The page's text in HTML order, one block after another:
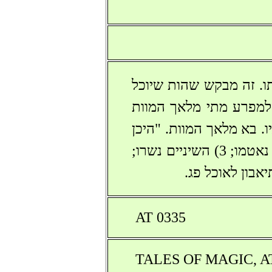
זה מבקש שהות שיוכל
למפרע מתי מלאך המוות
בא מלאך המוות. "היכן
השליחים?", מתרעם הערבי. "שלחתי 7: 1) עיניך כהו; 2) האזניים נאטמו; 3) השיניים נשרו;
AT 0335
TALES OF MAGIC,